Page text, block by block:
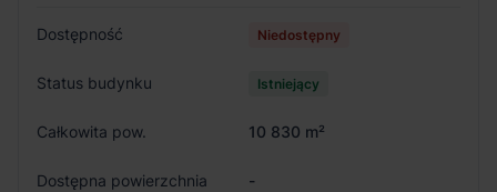
Dostępność Niedostępny
Status budynku Istniejący
Całkowita pow. 10 830 m²
Dostępna powierzchnia -